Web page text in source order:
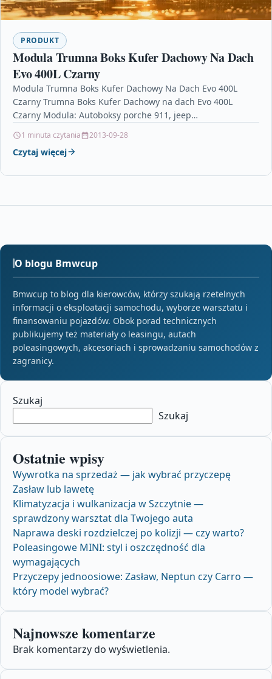
PRODUKT
Modula Trumna Boks Kufer Dachowy Na Dach
Evo 400L Czarny
Modula Trumna Boks Kufer Dachowy Na Dach Evo 400L
Czarny Trumna Boks Kufer Dachowy na dach Evo 400L
Czarny Modula: Autoboksy porche 911, jeep…
1 minuta czytania 2013-09-28
Czytaj więcej
O blogu Bmwcup
Bmwcup to blog dla kierowców, którzy szukają rzetelnych
informacji o eksploatacji samochodu, wyborze warsztatu i
finansowaniu pojazdów. Obok porad technicznych
publikujemy też materiały o leasingu, autach
poleasingowych, akcesoriach i sprowadzaniu samochodów z
zagranicy.
Szukaj
Szukaj
Ostatnie wpisy
Wywrotka na sprzedaż — jak wybrać przyczepę
Zasław lub lawetę
Klimatyzacja i wulkanizacja w Szczytnie —
sprawdzony warsztat dla Twojego auta
Naprawa deski rozdzielczej po kolizji — czy warto?
Poleasingowe MINI: styl i oszczędność dla
wymagających
Przyczepy jednoosiowe: Zasław, Neptun czy Carro —
który model wybrać?
Najnowsze komentarze
Brak komentarzy do wyświetlenia.